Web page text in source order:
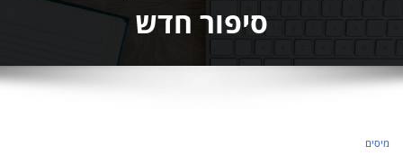
סיפור חדש
מיסים